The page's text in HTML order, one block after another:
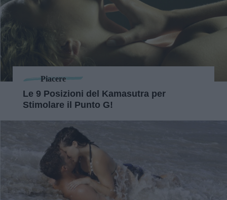
Piacere
Le 9 Posizioni del Kamasutra per
Stimolare il Punto G!